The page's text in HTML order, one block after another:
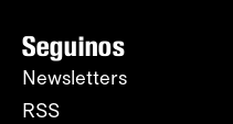
Seguinos
Newsletters
RSS